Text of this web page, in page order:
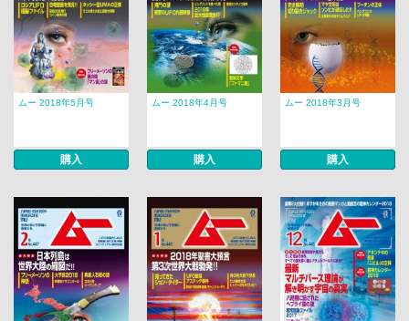
ムー 2018年5月号
購入
ムー 2018年4月号
購入
ムー 2018年3月号
購入